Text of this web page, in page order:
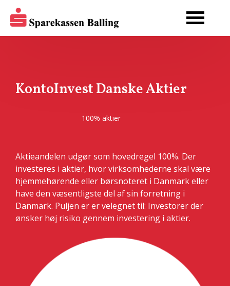
KontoInvest Danske Aktier
100% aktier
Aktieandelen udgør som hovedregel 100%. Der
investeres i aktier, hvor virksomhederne skal være
hjemmehørende eller børsnoteret i Danmark eller
have den væsentligste del af sin forretning i
Danmark. Puljen er er velegnet til: Investorer der
ønsker høj risiko gennem investering i aktier.